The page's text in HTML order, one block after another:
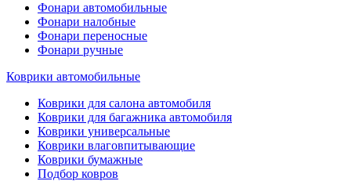
Фонари автомобильные
Фонари налобные
Фонари переносные
Фонари ручные
Коврики автомобильные
Коврики для салона автомобиля
Коврики для багажника автомобиля
Коврики универсальные
Коврики влаговпитывающие
Коврики бумажные
Подбор ковров